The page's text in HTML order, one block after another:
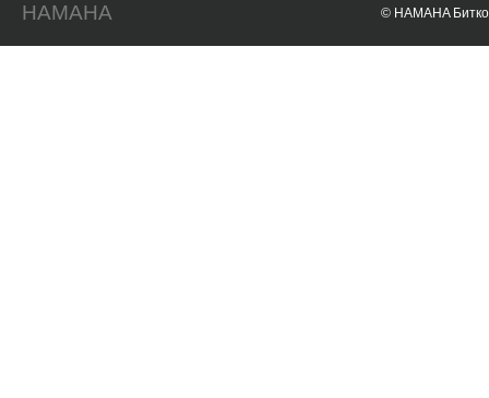
HAMAHA © HAMAHA